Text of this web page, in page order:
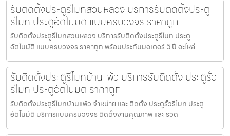
รับติดตั้งประตูรีโมทสวนหลวง บริการรับติดตั้งประตู
รีโมท ประตูอัตโนมัติ แบบครบวงจร ราคาถูก
รับติดตั้งประตูรีโมทสวนหลวง บริการรับติดตั้งประตูรีโมท ประตู
อัตโนมัติ แบบครบวงจร ราคาถูก พร้อมประกันมอเตอร์ 5 ปี อะไหล่
รับติดตั้งประตูรีโมทบ้านแพ้ว บริการรับติดตั้ง ประตูรั้ว
รีโมท ประตูอัตโนมัติ ราคาถูก
รับติดตั้งประตูรีโมทบ้านแพ้ว จำหน่าย และ ติดตั้ง ประตูรั้วรีโมท ประตู
อัตโนมัติ บริการแบบครบวงจร ติดตั้งงานคุณภาพ และ รวด